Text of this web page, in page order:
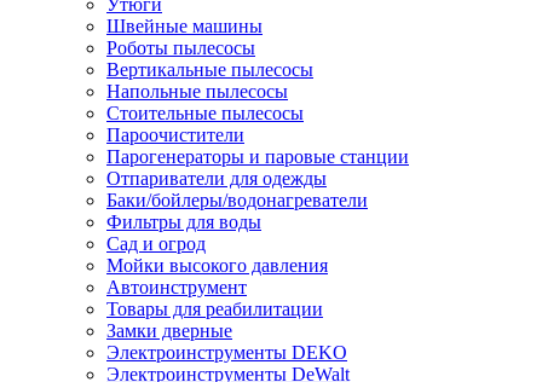
Утюги
Швейные машины
Роботы пылесосы
Вертикальные пылесосы
Напольные пылесосы
Стоительные пылесосы
Пароочистители
Парогенераторы и паровые станции
Отпариватели для одежды
Баки/бойлеры/водонагреватели
Фильтры для воды
Сад и огрод
Мойки высокого давления
Автоинструмент
Товары для реабилитации
Замки дверные
Электроинструменты DEKO
Электроинструменты DeWalt